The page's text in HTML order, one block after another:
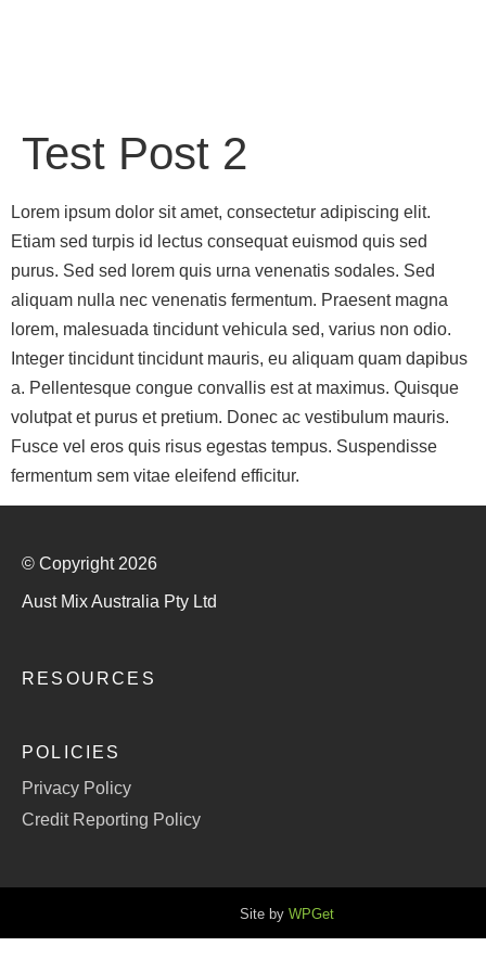
Test Post 2
Lorem ipsum dolor sit amet, consectetur adipiscing elit.
Etiam sed turpis id lectus consequat euismod quis sed
purus. Sed sed lorem quis urna venenatis sodales. Sed
aliquam nulla nec venenatis fermentum. Praesent magna
lorem, malesuada tincidunt vehicula sed, varius non odio.
Integer tincidunt tincidunt mauris, eu aliquam quam dapibus
a. Pellentesque congue convallis est at maximus. Quisque
volutpat et purus et pretium. Donec ac vestibulum mauris.
Fusce vel eros quis risus egestas tempus. Suspendisse
fermentum sem vitae eleifend efficitur.
© Copyright 2026
Aust Mix Australia Pty Ltd
RESOURCES
POLICIES
Privacy Policy
Credit Reporting Policy
Site by WPGet